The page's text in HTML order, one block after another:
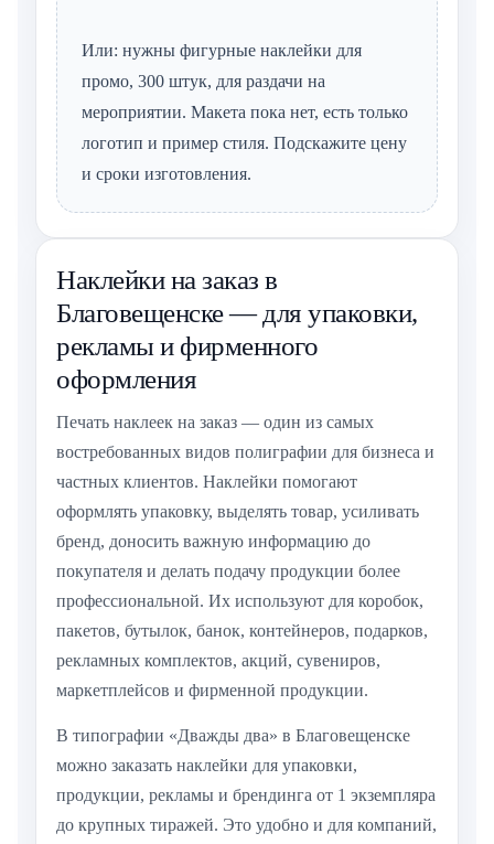
Или: нужны фигурные наклейки для
промо, 300 штук, для раздачи на
мероприятии. Макета пока нет, есть только
логотип и пример стиля. Подскажите цену
и сроки изготовления.
Наклейки на заказ в
Благовещенске — для упаковки,
рекламы и фирменного
оформления
Печать наклеек на заказ — один из самых
востребованных видов полиграфии для бизнеса и
частных клиентов. Наклейки помогают
оформлять упаковку, выделять товар, усиливать
бренд, доносить важную информацию до
покупателя и делать подачу продукции более
профессиональной. Их используют для коробок,
пакетов, бутылок, банок, контейнеров, подарков,
рекламных комплектов, акций, сувениров,
маркетплейсов и фирменной продукции.
В типографии «Дважды два» в Благовещенске
можно заказать наклейки для упаковки,
продукции, рекламы и брендинга от 1 экземпляра
до крупных тиражей. Это удобно и для компаний,